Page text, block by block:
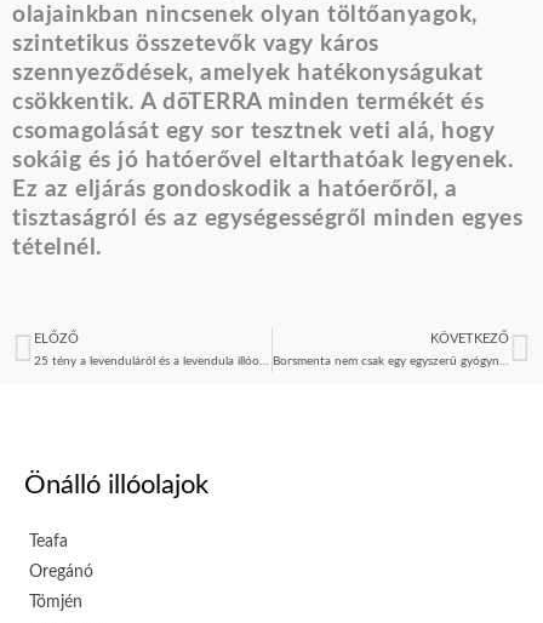
olajainkban nincsenek olyan töltőanyagok,
szintetikus összetevők vagy káros
szennyeződések, amelyek hatékonyságukat
csökkentik. A dōTERRA minden termékét és
csomagolását egy sor tesztnek veti alá, hogy
sokáig és jó hatóerővel eltarthatóak legyenek.
Ez az eljárás gondoskodik a hatóerőről, a
tisztaságról és az egységességről minden egyes
tételnél.
Előző
ELŐZŐ
25 tény a levenduláról és a levendula illóolajról
KÖVETKEZŐ
Borsmenta nem csak egy egyszerű gyógynövény
Önálló illóolajok
Teafa
Oregánó
Tömjén